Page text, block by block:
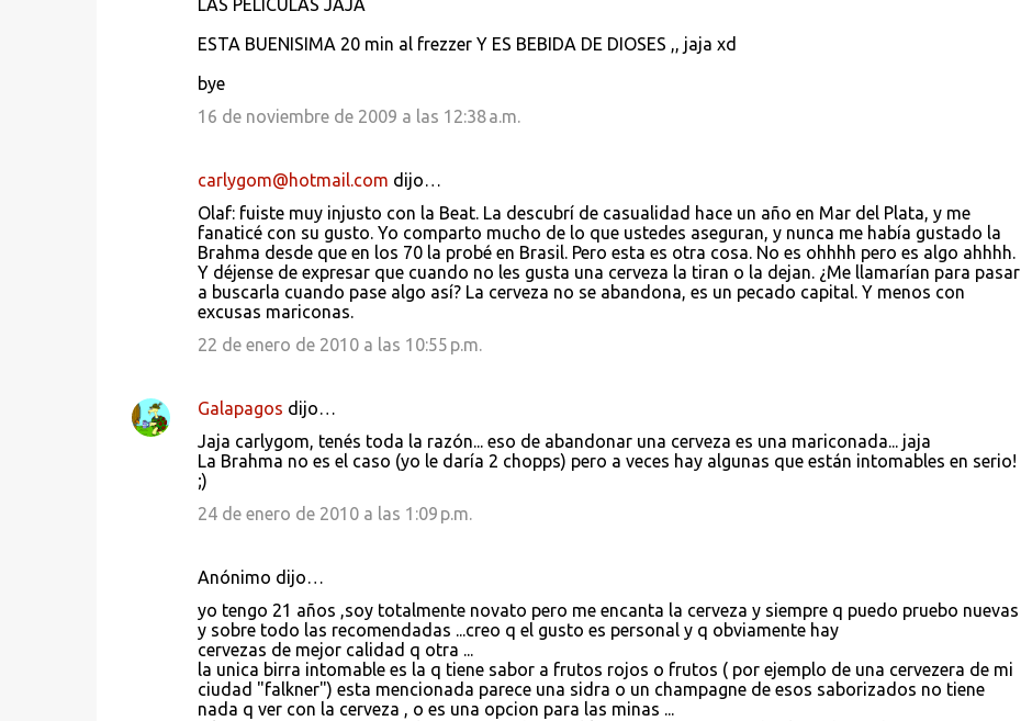
LAS PELICULAS JAJA
ESTA BUENISIMA 20 min al frezzer Y ES BEBIDA DE DIOSES ,, jaja xd
bye
16 de noviembre de 2009 a las 12:38 a.m.
carlygom@hotmail.com dijo…
Olaf: fuiste muy injusto con la Beat. La descubrí de casualidad hace un año en Mar del Plata, y me
fanaticé con su gusto. Yo comparto mucho de lo que ustedes aseguran, y nunca me había gustado la
Brahma desde que en los 70 la probé en Brasil. Pero esta es otra cosa. No es ohhhh pero es algo ahhhh.
Y déjense de expresar que cuando no les gusta una cerveza la tiran o la dejan. ¿Me llamarían para pasar
a buscarla cuando pase algo así? La cerveza no se abandona, es un pecado capital. Y menos con
excusas mariconas.
22 de enero de 2010 a las 10:55 p.m.
Galapagos dijo…
Jaja carlygom, tenés toda la razón... eso de abandonar una cerveza es una mariconada... jaja
La Brahma no es el caso (yo le daría 2 chopps) pero a veces hay algunas que están intomables en serio!
;)
24 de enero de 2010 a las 1:09 p.m.
Anónimo dijo…
yo tengo 21 años ,soy totalmente novato pero me encanta la cerveza y siempre q puedo pruebo nuevas
y sobre todo las recomendadas ...creo q el gusto es personal y q obviamente hay
cervezas de mejor calidad q otra ...
la unica birra intomable es la q tiene sabor a frutos rojos o frutos ( por ejemplo de una cervezera de mi
ciudad "falkner") esta mencionada parece una sidra o un champagne de esos saborizados no tiene
nada q ver con la cerveza , o es una opcion para las minas ...